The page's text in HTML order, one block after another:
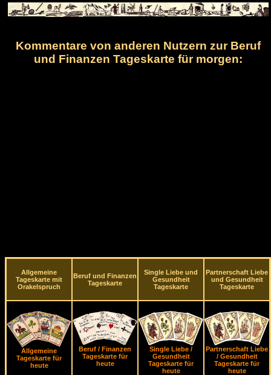
Kommentare von anderen Nutzern zur Beruf
und Finanzen Tageskarte für morgen:
Allgemeine
Tageskarte mit
Orakelspruch
Beruf und Finanzen
Tageskarte
Single Liebe und
Gesundheit
Tageskarte
Partnerschaft Liebe
und Gesundheit
Tageskarte
Allgemeine
Tageskarte für
heute
Beruf / Finanzen
Tageskarte für
heute
Single Liebe /
Gesundheit
Tageskarte für
heute
Partnerschaft Liebe
/ Gesundheit
Tageskarte für
heute